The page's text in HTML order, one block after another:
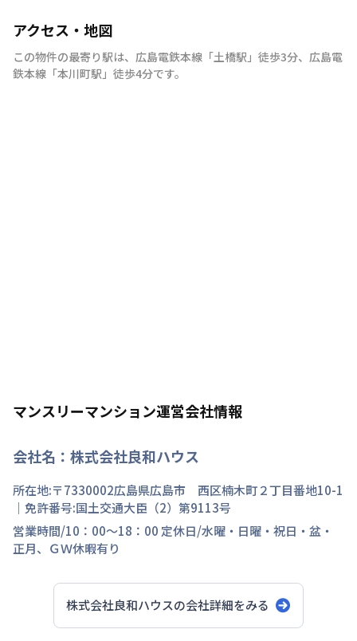
アクセス・地図
この物件の最寄り駅は、 広島電鉄本線 「土橋駅 」 徒歩3分、 広島電
鉄本線 「本川町駅 」 徒歩4分です。
マンスリーマンション運営会社情報
会社名： 株式会社良和ハウス
所在地:〒7330002広島県広島市 西区楠木町２丁目番地10-1
｜免許番号:国土交通大臣（2）第9113号
営業時間/10：00～18：00 定休日/水曜・日曜・祝日・盆・
正月、ＧＷ休暇有り
株式会社良和ハウスの会社詳細をみる